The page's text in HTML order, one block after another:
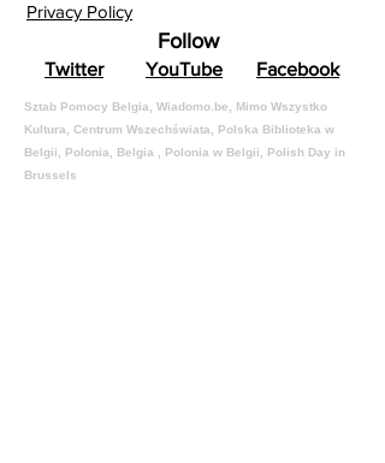
Privacy Policy
Follow
Twitter YouTube Facebook
Sztab Pomocy Belgia, Wiadomo.be, Mimo Wszystko
Kultura, Centrum Wszechświata, Polska Biblioteka w
Belgii, Polonia, Belgia , Polonia w Belgii, Polish Day in
Brussels